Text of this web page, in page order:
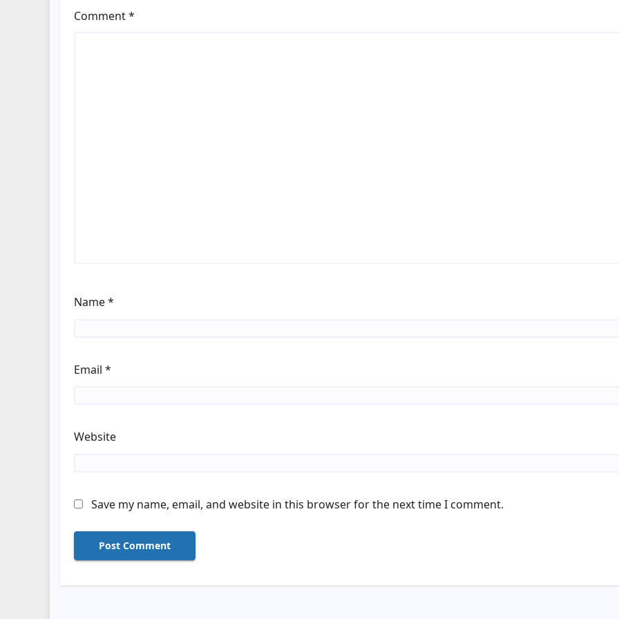
Comment*
Name*
Email *
Website
Save my name, email, and website in this browser for the next time I comment.